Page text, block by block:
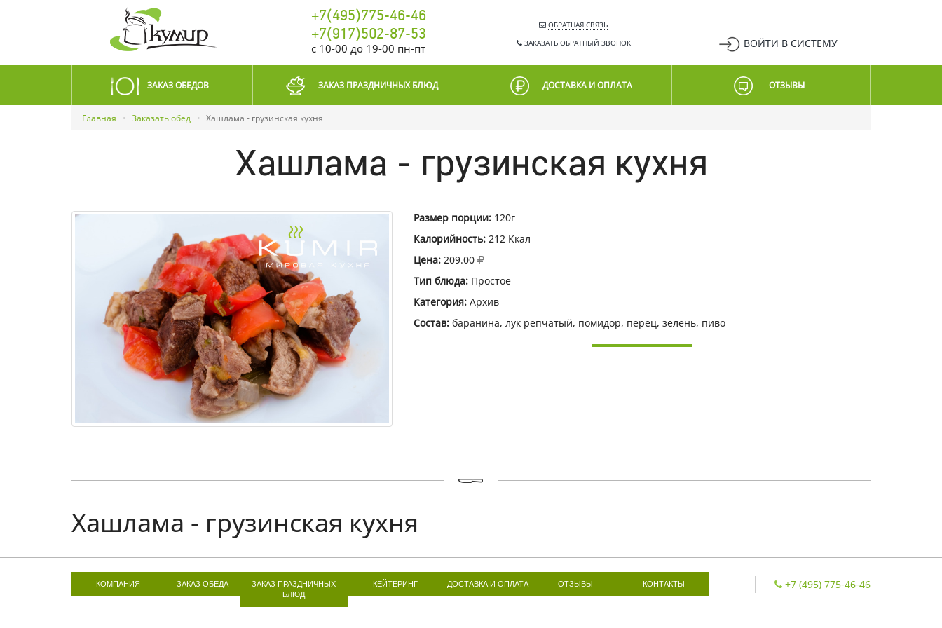
+7(495)775-46-46
+7(917)502-87-53
c 10-00 до 19-00 пн-пт
ОБРАТНАЯ СВЯЗЬ
ЗАКАЗАТЬОБРАТНЫЙ ЗВОНОК ВОЙТИ В СИСТЕМУ
ЗАКАЗ ОБЕДОВ ЗАКАЗ ПРАЗДНИЧНЫХ БЛЮД ДОСТАВКА И ОПЛАТА ОТЗЫВЫ
Главная Заказать обед Хашлама - грузинская кухня
Хашлама - грузинская кухня
Размер порции: 120г
Калорийность: 212 Ккал
Цена: 209.00
Тип блюда: Простое
Категория: Архив
Состав: баранина, лук репчатый, помидор, перец, зелень, пиво
Хашлама - грузинская кухня
КОМПАНИЯ ЗАКАЗ ОБЕДА
ЗАКАЗ ПРАЗДНИЧНЫХ
БЛЮД
КЕЙТЕРИНГ ДОСТАВКА И ОПЛАТА ОТЗЫВЫ КОНТАКТЫ +7 (495) 775-46-46